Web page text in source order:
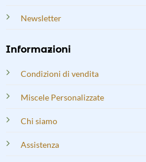
Newsletter
Informazioni
Condizioni di vendita
Miscele Personalizzate
Chi siamo
Assistenza